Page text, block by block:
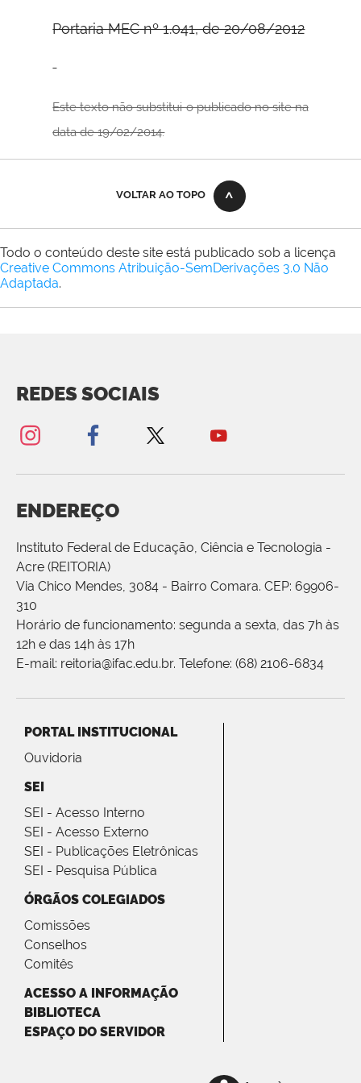
Portaria MEC nº 1.041, de 20/08/2012
Este texto não substitui o publicado no site na
data de 19/02/2014.
VOLTAR AO TOPO
Todo o conteúdo deste site está publicado sob a licença
Creative Commons Atribuição-SemDerivações 3.0 Não
Adaptada.
REDES SOCIAIS
ENDEREÇO
Instituto Federal de Educação, Ciência e Tecnologia -
Acre (REITORIA)
Via Chico Mendes, 3084 - Bairro Comara. CEP: 69906-
310
Horário de funcionamento: segunda a sexta, das 7h às
12h e das 14h às 17h
E-mail: reitoria@ifac.edu.br. Telefone: (68) 2106-6834
PORTAL INSTITUCIONAL
Ouvidoria
SEI
SEI - Acesso Interno
SEI - Acesso Externo
SEI - Publicações Eletrônicas
SEI - Pesquisa Pública
ÓRGÃOS COLEGIADOS
Comissões
Conselhos
Comitês
ACESSO A INFORMAÇÃO
BIBLIOTECA
ESPAÇO DO SERVIDOR